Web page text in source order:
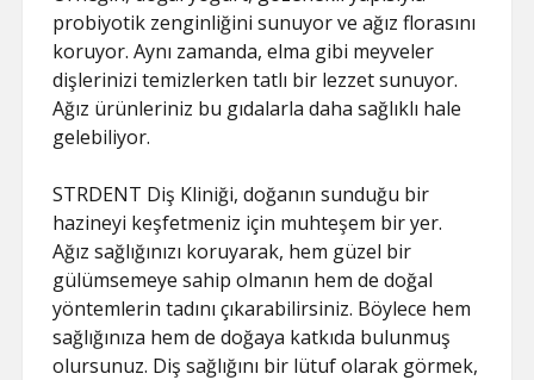
probiyotik zenginliğini sunuyor ve ağız florasını
koruyor. Aynı zamanda, elma gibi meyveler
dişlerinizi temizlerken tatlı bir lezzet sunuyor.
Ağız ürünleriniz bu gıdalarla daha sağlıklı hale
gelebiliyor.
STRDENT Diş Kliniği, doğanın sunduğu bir
hazineyi keşfetmeniz için muhteşem bir yer.
Ağız sağlığınızı koruyarak, hem güzel bir
gülümsemeye sahip olmanın hem de doğal
yöntemlerin tadını çıkarabilirsiniz. Böylece hem
sağlığınıza hem de doğaya katkıda bulunmuş
olursunuz. Diş sağlığını bir lütuf olarak görmek,